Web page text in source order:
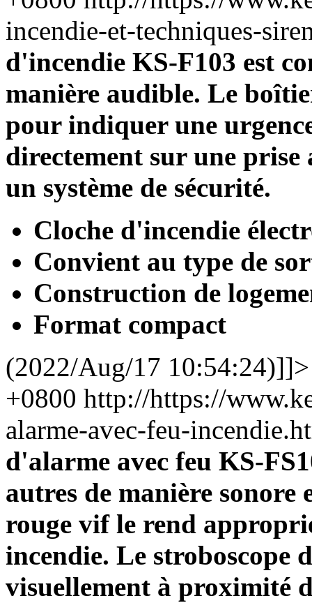
incendie-et-techniques-
d'incendie KS-F103 est
manière audible. Le
pour indiquer une
directement sur une
un système de sécurité.
Cloche d'incendie
Convient au type de
Construction de
Format compact
(2022/Aug/17 10:54:24)]]>
+0800 http://https://
alarme-avec-feu-
d'alarme avec feu KS-
autres de manière
rouge vif le rend
incendie. Le stroboscope
visuellement à proximité